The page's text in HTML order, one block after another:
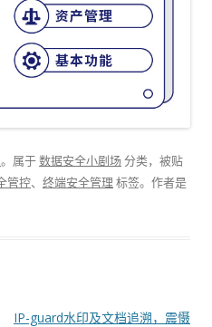
。属于数据安全小剧场分类，被贴
管控、 终端安全管理 标签。 作者是
IP-guard水印及文档追溯，震慑